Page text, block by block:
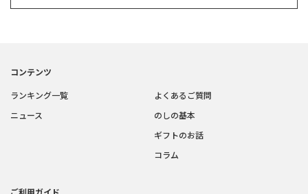
コンテンツ
ランキング一覧
ニュース
よくあるご質問
のしの基本
ギフトのお話
コラム